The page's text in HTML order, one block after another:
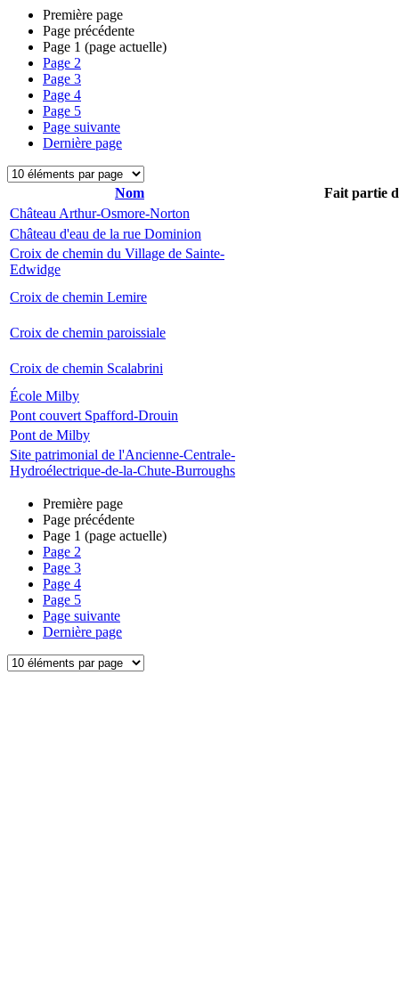
Première page
Page précédente
Page 1 (page actuelle)
Page 2
Page 3
Page 4
Page 5
Page suivante
Dernière page
Nom
Fait partie
Château Arthur-Osmore-Norton
Château d'eau de la rue Dominion
Croix de chemin du Village de Sainte-
Edwidge
Croix de chemin Lemire
Croix de chemin paroissiale
Croix de chemin Scalabrini
École Milby
Pont couvert Spafford-Drouin
Pont de Milby
Site patrimonial de l'Ancienne-Centrale-
Hydroélectrique-de-la-Chute-Burroughs
Première page
Page précédente
Page 1 (page actuelle)
Page 2
Page 3
Page 4
Page 5
Page suivante
Dernière page